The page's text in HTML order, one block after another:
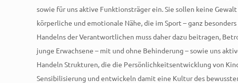
sowie für uns aktive Funktionsträger ein. Sie sollen keine
körperliche und emotionale Nähe, die im Sport – ganz
Handelns der Verantwortlichen muss daher dazu beitragen,
junge Erwachsene – mit und ohne Behinderung – sowie uns
Handeln Strukturen, die die Persönlichkeitsentwicklung von
Sensibilisierung und entwickeln damit eine Kultur des